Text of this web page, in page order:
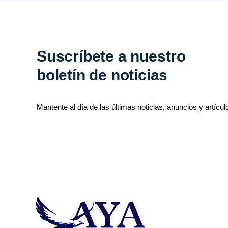
Suscríbete a nuestro
boletín de noticias
Mantente al día de las últimas noticias, anuncios y